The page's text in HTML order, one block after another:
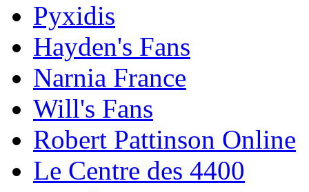
Pyxidis
Hayden's Fans
Narnia France
Will's Fans
Robert Pattinson Online
Le Centre des 4400